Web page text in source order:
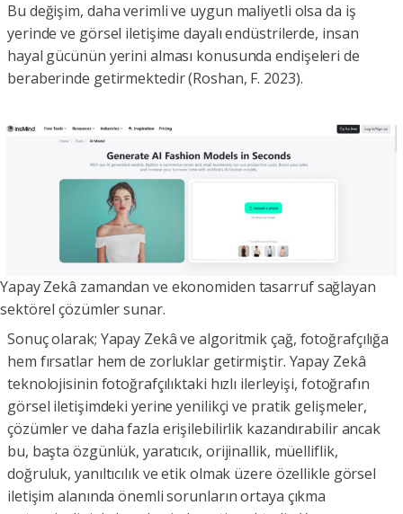
Bu değişim, daha verimli ve uygun maliyetli olsa da iş
yerinde ve görsel iletişime dayalı endüstrilerde, insan
hayal gücünün yerini alması konusunda endişeleri de
beraberinde getirmektedir (Roshan, F. 2023).
Yapay Zekâ zamandan ve ekonomiden tasarruf sağlayan
sektörel çözümler sunar.
Sonuç olarak; Yapay Zekâ ve algoritmik çağ, fotoğrafçılığa
hem fırsatlar hem de zorluklar getirmiştir. Yapay Zekâ
teknolojisinin fotoğrafçılıktaki hızlı ilerleyişi, fotoğrafın
görsel iletişimdeki yerine yenilikçi ve pratik gelişmeler,
çözümler ve daha fazla erişilebilirlik kazandırabilir ancak
bu, başta özgünlük, yaratıcık, orijinallik, müelliflik,
doğruluk, yanıltıcılık ve etik olmak üzere özellikle görsel
iletişim alanında önemli sorunların ortaya çıkma